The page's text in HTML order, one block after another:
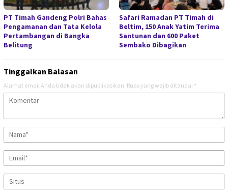
PT Timah Gandeng Polri Bahas
Pengamanan dan Tata Kelola
Pertambangan di Bangka
Belitung
Safari Ramadan PT Timah di
Beltim, 150 Anak Yatim Terima
Santunan dan 600 Paket
Sembako Dibagikan
Tinggalkan Balasan
Alamat email Anda tidak akan dipublikasikan. Ruas yang wajib ditandai *